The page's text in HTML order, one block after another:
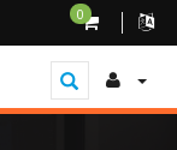
0